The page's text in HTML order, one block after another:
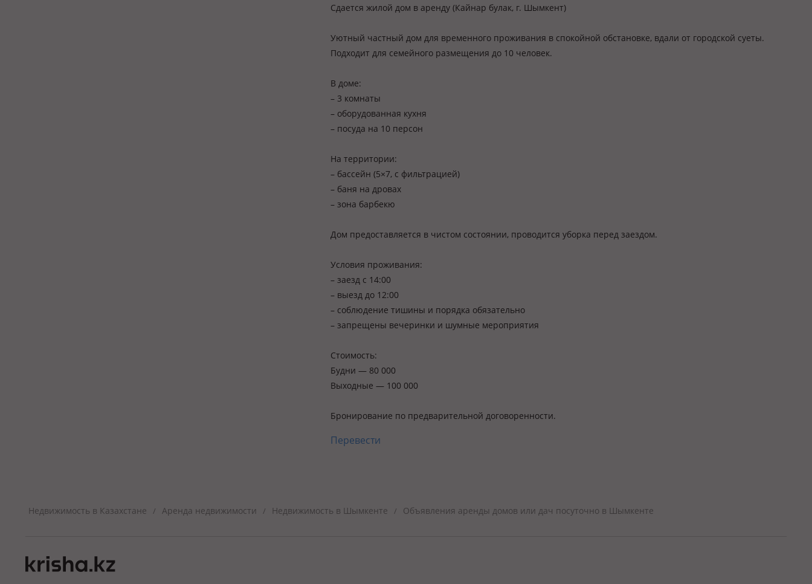
Сдается жилой дом в аренду (Кайнар булак, г. Шымкент)
Уютный частный дом для временного проживания в спокойной обстановке, вдали от городской суеты.
Подходит для семейного размещения до 10 человек.
В доме:
– 3 комнаты
– оборудованная кухня
– посуда на 10 персон
На территории:
– бассейн (5×7, с фильтрацией)
– баня на дровах
– зона барбекю
Дом предоставляется в чистом состоянии, проводится уборка перед заездом.
Условия проживания:
– заезд с 14:00
– выезд до 12:00
– соблюдение тишины и порядка обязательно
– запрещены вечеринки и шумные мероприятия
Стоимость:
Будни — 80 000
Выходные — 100 000
Бронирование по предварительной договоренности.
Перевести
Недвижимость в Казахстане / Аренда недвижимости / Недвижимость в Шымкенте / Объявления аренды домов или дач посуточно в Шымкенте